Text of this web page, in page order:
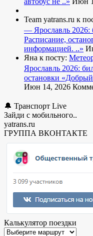
Team yatrans.ru к
— Ярославль 2026:
Расписание,
информацией. ..»
Яна к посту:
Ярославль 2026:
остановки «Добрый
Июн 14, 2026
🔔 Транспорт Live
Зайди с мобильного..
yatrans.ru
ГРУППА ВКОНТАКТЕ
Калькулятор поездки